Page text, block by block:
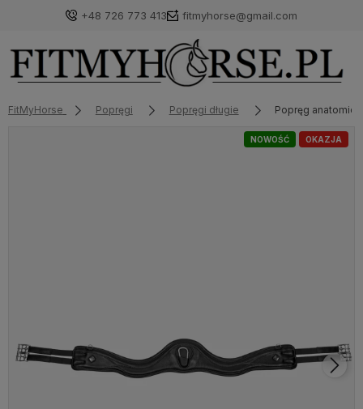
+48 726 773 413 fitmyhorse@gmail.com
FitMyHorse Popręgi Popręgi długie Popręg
OKAZJA
NOWOŚĆ